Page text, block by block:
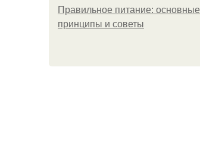
Правильное питание: основные
принципы и советы